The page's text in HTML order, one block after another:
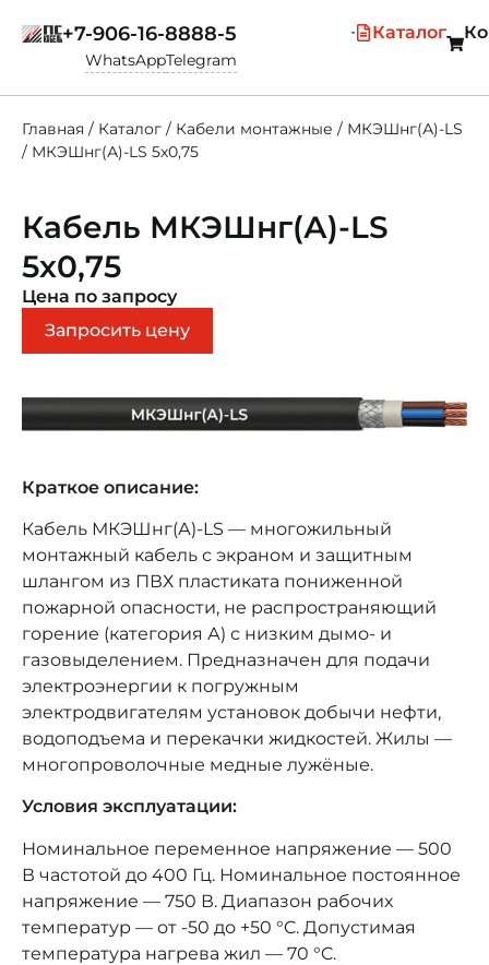
Каталог
+7-906-16-8888-5
WhatsAppTelegram
Главная / Каталог / Кабели монтажные / МКЭШнг(А)-LS
/ МКЭШнг(А)-LS 5х0,75
Кабель МКЭШнг(А)-LS
5х0,75
Цена по запросу
Запросить цену
Краткое описание:
Кабель МКЭШнг(А)-LS — многожильный
монтажный кабель с экраном и защитным
шлангом из ПВХ пластиката пониженной
пожарной опасности, не распространяющий
горение (категория А) с низким дымо- и
газовыделением. Предназначен для подачи
электроэнергии к погружным
электродвигателям установок добычи нефти,
водоподъема и перекачки жидкостей. Жилы —
многопроволочные медные лужёные.
Условия эксплуатации:
Номинальное переменное напряжение — 500
В частотой до 400 Гц. Номинальное постоянное
напряжение — 750 В. Диапазон рабочих
температур — от -50 до +50 °C. Допустимая
температура нагрева жил — 70 °C.